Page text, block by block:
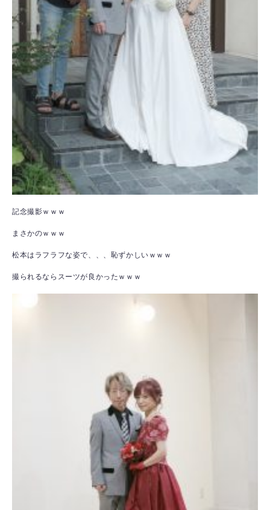
記念撮影ｗｗｗ
まさかのｗｗｗ
松本はラフラフな姿で、、、恥ずかしいｗｗｗ
撮られるならスーツが良かったｗｗｗ